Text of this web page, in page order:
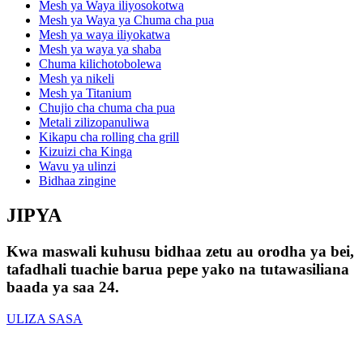
Mesh ya Waya iliyosokotwa
Mesh ya Waya ya Chuma cha pua
Mesh ya waya iliyokatwa
Mesh ya waya ya shaba
Chuma kilichotobolewa
Mesh ya nikeli
Mesh ya Titanium
Chujio cha chuma cha pua
Metali zilizopanuliwa
Kikapu cha rolling cha grill
Kizuizi cha Kinga
Wavu ya ulinzi
Bidhaa zingine
JIPYA
Kwa maswali kuhusu bidhaa zetu au orodha ya bei,
tafadhali tuachie barua pepe yako na tutawasiliana
baada ya saa 24.
ULIZA SASA